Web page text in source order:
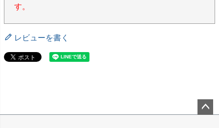
す。
レビューを書く